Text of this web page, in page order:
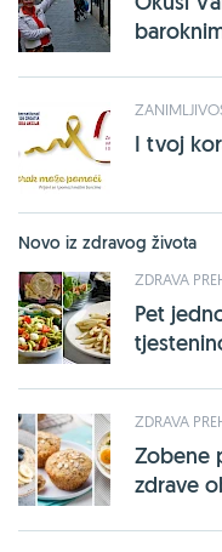
I tvoj
Novo iz zdravog života
ZDRAVA
Pet
ZDRAVA
Zobene
zdrave